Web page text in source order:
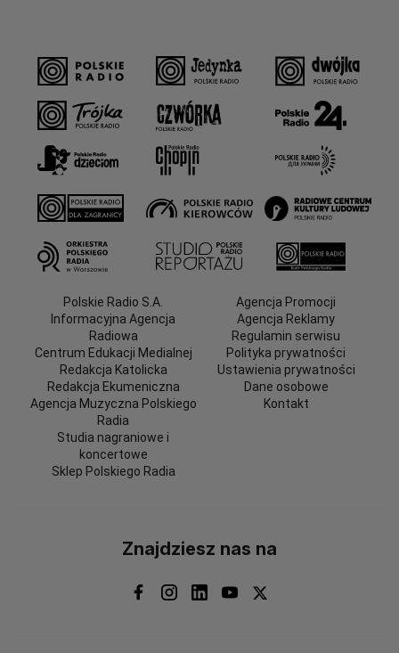
Polskie Radio S.A.
Informacyjna Agencja
Radiowa
Centrum Edukacji Medialnej
Redakcja Katolicka
Redakcja Ekumeniczna
Agencja Muzyczna Polskiego
Radia
Studia nagraniowe i
koncertowe
Sklep Polskiego Radia
Agencja Promocji
Agencja Reklamy
Regulamin serwisu
Polityka prywatności
Ustawienia prywatności
Dane osobowe
Kontakt
Znajdziesz nas na